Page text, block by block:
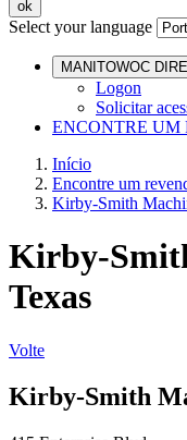
Select your language
MANITOWOC
Logon
Solicitar
ENCONTRE UM
Início
Encontre um
Kirby-Smith
Kirby-
Texas
Volte
Kirby-Smith